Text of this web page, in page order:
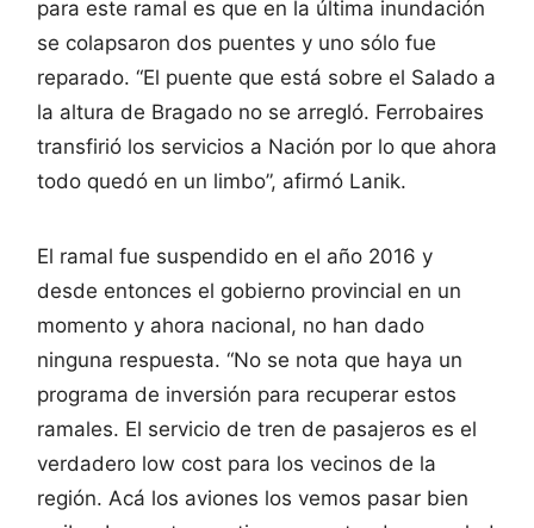
para este ramal es que en la última inundación
se colapsaron dos puentes y uno sólo fue
reparado. “El puente que está sobre el Salado a
la altura de Bragado no se arregló. Ferrobaires
transfirió los servicios a Nación por lo que ahora
todo quedó en un limbo”, afirmó Lanik.
El ramal fue suspendido en el año 2016 y
desde entonces el gobierno provincial en un
momento y ahora nacional, no han dado
ninguna respuesta. “No se nota que haya un
programa de inversión para recuperar estos
ramales. El servicio de tren de pasajeros es el
verdadero low cost para los vecinos de la
región. Acá los aviones los vemos pasar bien